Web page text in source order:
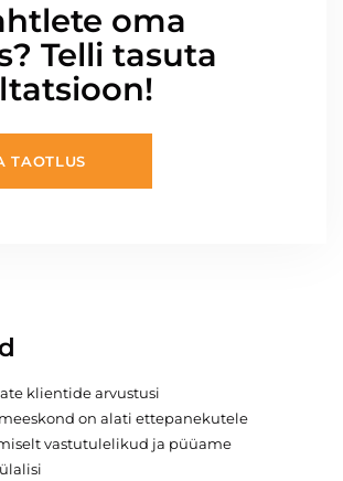
oma
Telli tasuta
TAOTLUS
klientide arvustusi
on alati ettepanekutele
vastutulelikud ja püüame